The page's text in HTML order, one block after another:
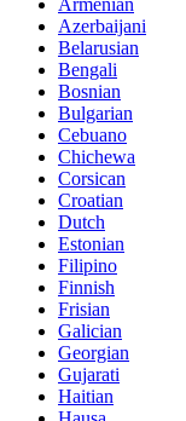
Armenian
Azerbaijani
Belarusian
Bengali
Bosnian
Bulgarian
Cebuano
Chichewa
Corsican
Croatian
Dutch
Estonian
Filipino
Finnish
Frisian
Galician
Georgian
Gujarati
Haitian